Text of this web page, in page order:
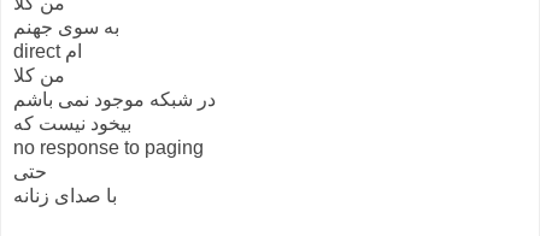
به سوی جهنم
direct ام
من کلا
در شبکه موجود نمی باشم
بیخود نیست که
no response to paging
حتی
با صدای زنانه